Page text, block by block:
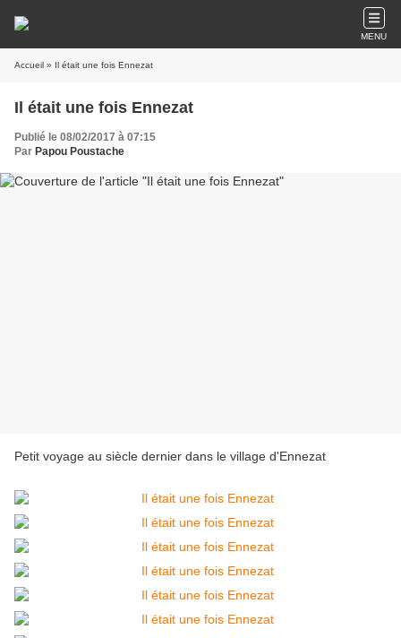
MENU
Accueil » Il était une fois Ennezat
Il était une fois Ennezat
Publié le 08/02/2017 à 07:15
Par Papou Poustache
Petit voyage au siècle dernier dans le village d'Ennezat